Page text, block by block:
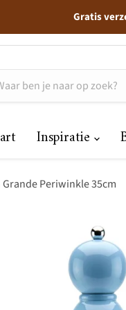
Gratis
Inspiratie
Periwinkle 35cm